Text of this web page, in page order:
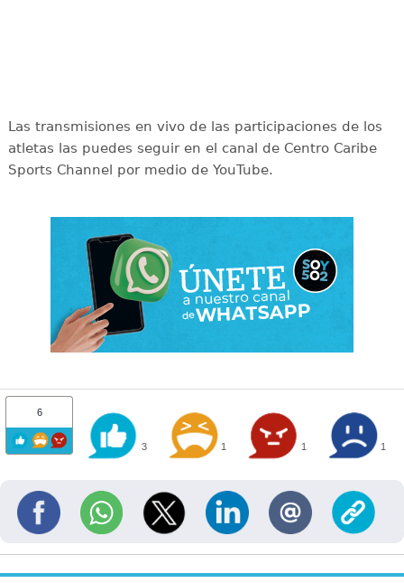
Las transmisiones en vivo de las participaciones de los
atletas las puedes seguir en el canal de Centro Caribe
Sports Channel por medio de YouTube.
6
3 1 1 1